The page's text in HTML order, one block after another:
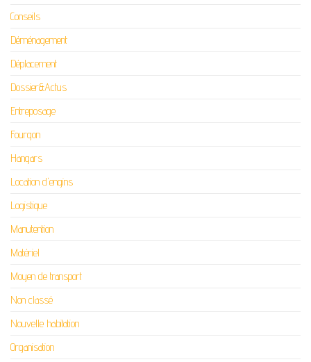
Conseils
Déménagement
Déplacement
Dossier&Actus
Entreposage
Fourgon
Hangars
Location d'engins
Logistique
Manutention
Matériel
Moyen de transport
Non classé
Nouvelle habitation
Organisation